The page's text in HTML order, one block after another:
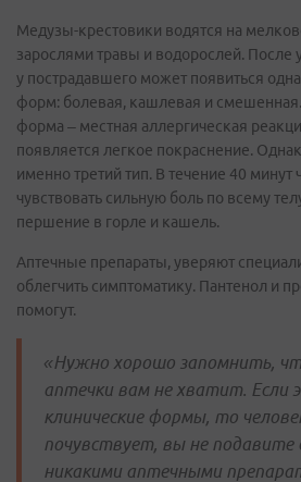
Медузы-крестовики водятся на
зарослями травы и водорослей. После
у пострадавшего может появиться
форм: болевая, кашлевая и смешенная.
форма – местная аллергическая
появляется легкое покраснение.
именно третий тип. В течение 40 минут
чувствовать сильную боль по всему
першение в горле и кашель.
Аптечные препараты, уверяют
облегчить симптоматику. Пантенол и
помогут.
«Нужно хорошо запомнить,
аптечки вам не хватит. Если
клинические формы, то
почувствует, вы не
никакими аптечными